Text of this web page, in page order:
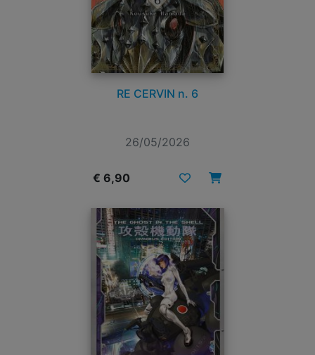
RE CERVIN n. 6
26/05/2026
€ 6,90